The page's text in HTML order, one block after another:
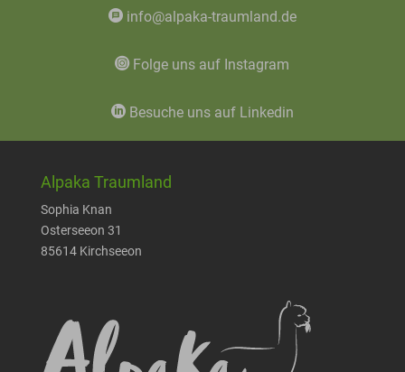
info@alpaka-traumland.de
Folge uns auf Instagram
Besuche uns auf Linkedin
Alpaka Traumland
Sophia Knan
Osterseeon 31
85614 Kirchseeon